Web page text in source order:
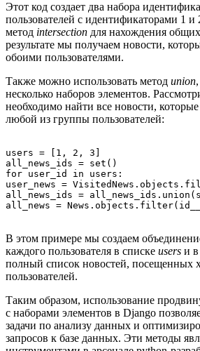
Этот код создает два набора
пользователей с идентификаторами 1 и
метод intersection для нахождения
результате мы получаем новости,
обоими пользователями.
Также можно использовать метод union
несколько наборов элементов.
необходимо найти все новости,
любой из группы пользователей:
users = [1, 2, 3]
all_news_ids = set()
for user_id in users:
user_news =
all_news_ids =
В этом примере мы создаем
каждого пользователя в списке users и в
полный список новостей, посещенных
пользователей.
Таким образом, использование
с наборами элементов в Django
задачи по анализу данных и
запросов к базе данных. Эти методы